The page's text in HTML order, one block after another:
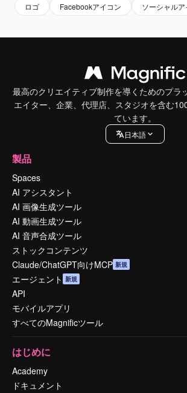
ロゴ Facebookアイコン ソーシャルア
最高のクリエイティブ制作を導くためのプラ
エイター、企業、代理店、スタジオを含む
ています。
日本語
製品
Spaces
AI アシスタント
AI 画像生成ツール
AI 動画生成ツール
AI 音声合成ツール
ストックコンテンツ
Claude/ChatGPT向けMCP 新規
エージェント 新規
API
モバイルアプリ
すべてのMagnificツール
はじめに
Academy
ドキュメント